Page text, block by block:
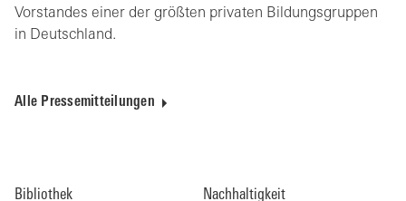
Vorstandes einer der größten privaten Bildungsgruppen
in Deutschland.
Alle Pressemitteilungen
Bibliothek Nachhaltigkeit